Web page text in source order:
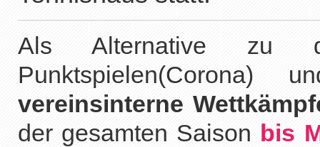
Als Alternative zu
Punktspielen(Corona)
vereinsinterne
der gesamten Saison bis